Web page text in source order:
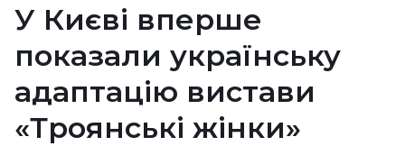
У Києві вперше
показали українську
адаптацію вистави
«Троянські жінки»